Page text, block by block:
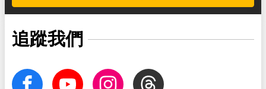
追蹤我們
facebook Youtube InstagramThreads